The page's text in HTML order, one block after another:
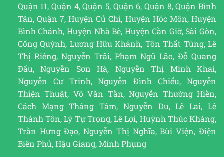
Quận 11, Quận 4, Quận 5, Quận 6, Quận 8, Quận Bình
Tân, Quận 7, Huyện Củ Chi, Huyện Hóc Môn, Huyện
Bình Chánh, Huyện Nhà Bè, Huyện Cần Giờ, Sài Gòn,
Cống Quỳnh, Lương Hữu Khánh, Tôn Thất Tùng, Lê
Thị Riêng, Nguyễn Trãi, Phạm Ngũ Lão, Đỗ Quang
Đẩu, Nguyễn Sơn Hà, Nguyễn Thị Minh Khai,
Nguyễn Cư Trinh, Nguyễn Đình Chiểu, Nguyễn
Thiện Thuật, Võ Văn Tần, Nguyễn Thường Hiền,
Cách Mạng Tháng Tám, Nguyễn Du, Lê Lai, Lê
Thánh Tôn, Lý Tự Trọng, Lê Lợi, Huỳnh Thúc Kháng,
Trần Hưng Đạo, Nguyễn Thị Nghĩa, Bùi Viện, Điện
Biên Phủ, Hậu Giang, Minh Phụng